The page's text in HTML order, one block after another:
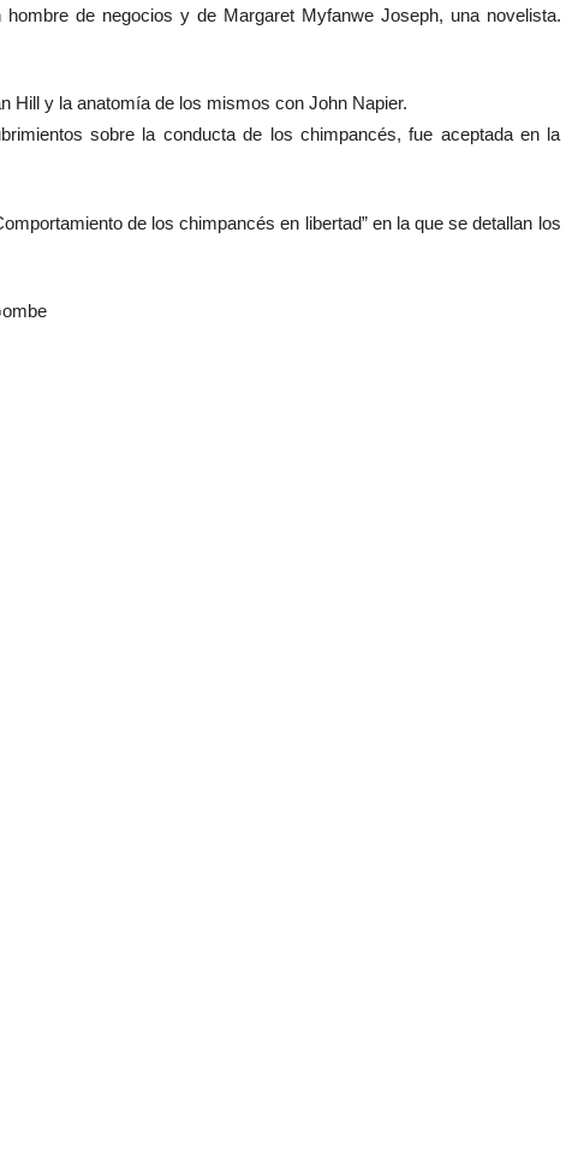
de negocios y de Margaret Myfanwe Joseph, una novelista.
Hill y la anatomía de los mismos con John Napier.
sobre la conducta de los chimpancés, fue aceptada en la
de los chimpancés en libertad” en la que se detallan los